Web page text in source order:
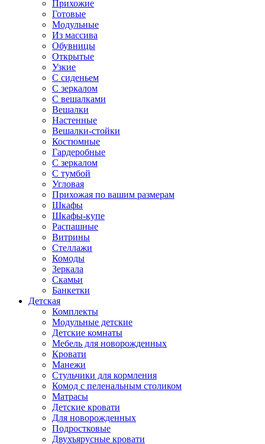
Прихожие
Готовые
Модульные
Из массива
Обувницы
Открытые
Узкие
С сиденьем
С зеркалом
С вешалками
Вешалки
Настенные
Вешалки-стойки
Костюмные
Гардеробные
С зеркалом
С тумбой
Угловая
Прихожая по вашим размерам
Шкафы
Шкафы-купе
Распашные
Витрины
Стеллажи
Комоды
Зеркала
Скамьи
Банкетки
Детская
Комплекты
Модульные детские
Детские комнаты
Мебель для новорожденных
Кровати
Манежи
Стульчики для кормления
Комод с пеленальным столиком
Матрасы
Детские кровати
Для новорожденных
Подростковые
Двухъярусные кровати